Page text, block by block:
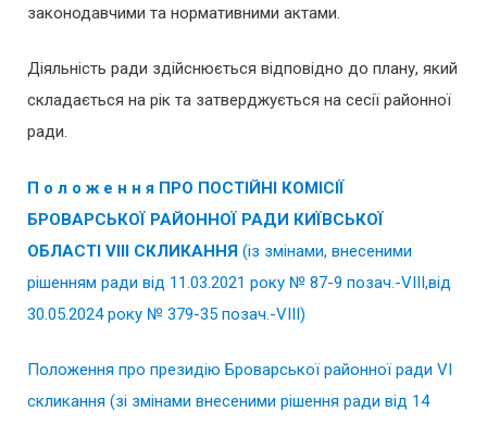
законодавчими та нормативними актами.
Діяльність ради здійснюється відповідно до плану, який
складається на рік та затверджується на сесії районної
ради.
П о л о ж е н н я ПРО ПОСТІЙНІ КОМІСІЇ
БРОВАРСЬКОЇ РАЙОННОЇ РАДИ КИЇВСЬКОЇ
ОБЛАСТІ VIІІ СКЛИКАННЯ (із змінами, внесеними
рішенням ради від 11.03.2021 року № 87-9 позач.-VІІІ,від
30.05.2024 року № 379-35 позач.-VІІІ)
Положення про президію Броварської районної ради VІ
скликання (зі змінами внесеними рішення ради від 14